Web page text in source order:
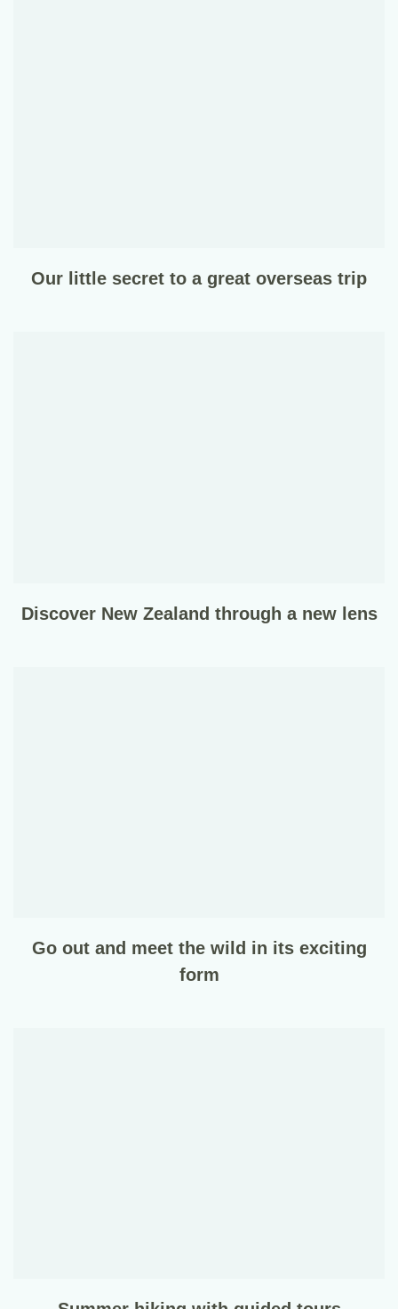
Our little secret to a great overseas trip
Discover New Zealand through a new lens
Go out and meet the wild in its exciting
form